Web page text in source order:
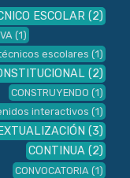
ESCOLAR (2)
(1)
escolares (1)
(2)
CONSTRUYENDO (1)
interactivos (1)
(3)
CONTINUA (2)
CONVOCATORIA (1)